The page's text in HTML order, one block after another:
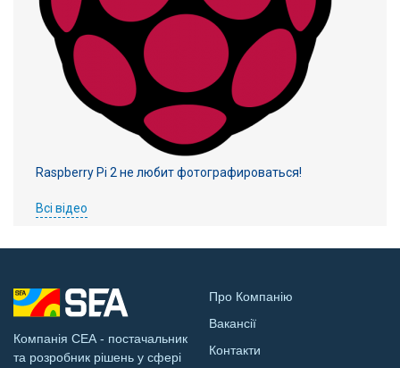
Raspberry Pi 2 не любит фотографироваться!
Всі відео
Компанія СЕА - постачальник
та розробник рішень у сфері
Про Компанію
Вакансії
Контакти